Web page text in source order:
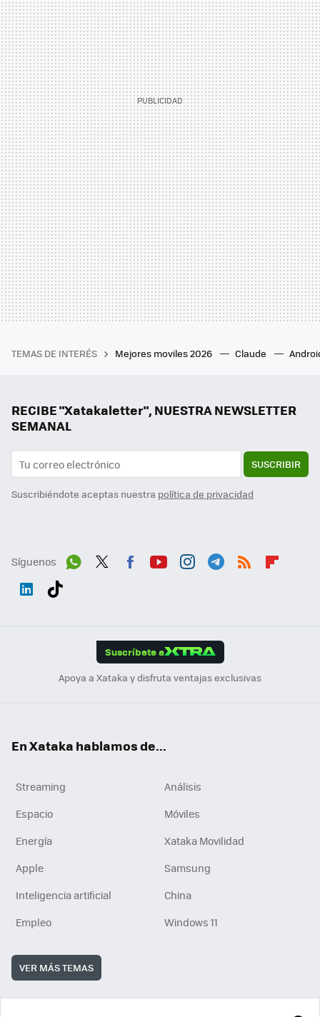
TEMAS DE INTERÉS Mejores moviles 2026 Claude
RECIBE "Xatakaletter", NUESTRA NEWSLETTER
SEMANAL
SUSCRIBIR
Suscribiéndote aceptas nuestra política de privacidad
Síguenos
Suscríbete a
Apoya a Xataka y disfruta ventajas exclusivas
En Xataka hablamos de...
Streaming
Análisis
Espacio
Móviles
Energía
Xataka Movilidad
Apple
Samsung
Inteligencia artificial
China
Empleo
Windows 11
VER MÁS TEMAS